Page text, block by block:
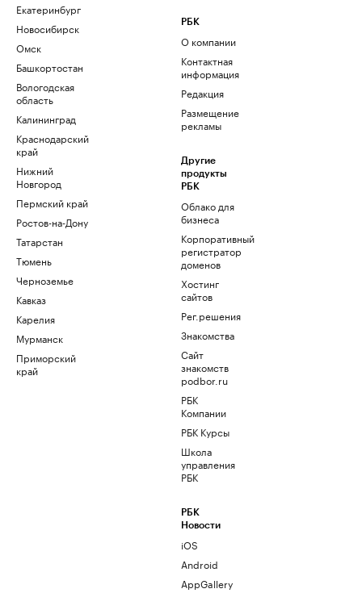
Екатеринбург
Новосибирск
Омск
Башкортостан
Вологодская
область
Калининград
Краснодарский
край
Нижний
Новгород
Пермский край
Ростов-на-Дону
Татарстан
Тюмень
Черноземье
Кавказ
Карелия
Мурманск
Приморский
край
РБК
О компании
Контактная
информация
Редакция
Размещение
рекламы
Другие
продукты
РБК
Облако для
бизнеса
Корпоративный
регистратор
доменов
Хостинг
сайтов
Рег.решения
Знакомства
Сайт
знакомств
podbor.ru
РБК
Компании
РБК Курсы
Школа
управления
РБК
РБК
Новости
iOS
Android
AppGallery